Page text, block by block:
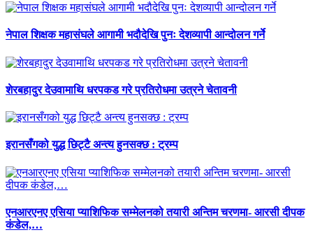
नेपाल शिक्षक महासंघले आगामी भदौदेखि पुनः देशव्यापी आन्दोलन गर्ने
शेरबहादुर देउवामाथि धरपकड गरे प्रतिरोधमा उत्रने चेतावनी
इरानसँगको युद्ध छिट्टै अन्त्य हुनसक्छ : ट्रम्प
एनआरएनए एसिया प्याशिफिक सम्मेलनको तयारी अन्तिम चरणमा- आरसी दीपक
कंडेल,…